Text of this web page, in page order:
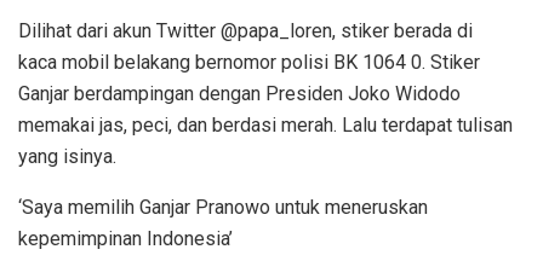
Dilihat dari akun Twitter @papa_loren, stiker berada di
kaca mobil belakang bernomor polisi BK 1064 0. Stiker
Ganjar berdampingan dengan Presiden Joko Widodo
memakai jas, peci, dan berdasi merah. Lalu terdapat tulisan
yang isinya.
‘Saya memilih Ganjar Pranowo untuk meneruskan
kepemimpinan Indonesia’